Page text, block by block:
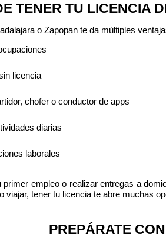
TENER TU LICENCIA
o Zapopan te da múltiples
licencia
chofer o conductor de apps
diarias
laborales
empleo o realizar entregas a
viajar, tener tu licencia te abre muchas
PREPÁRATE